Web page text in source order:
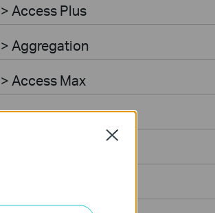
Access Plus
Aggregation
Access Max
Access
Access Pro
Close